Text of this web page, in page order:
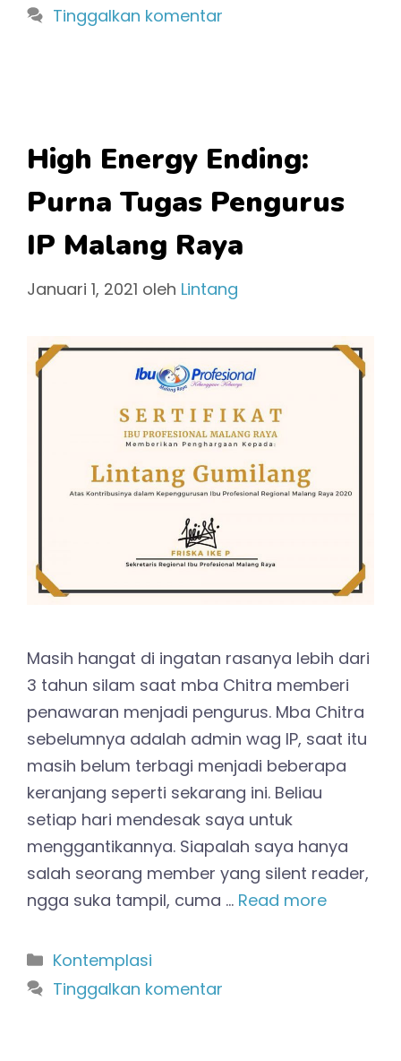
Tinggalkan komentar
High Energy Ending:
Purna Tugas Pengurus
IP Malang Raya
Januari 1, 2021 oleh Lintang
Masih hangat di ingatan rasanya lebih dari
3 tahun silam saat mba Chitra memberi
penawaran menjadi pengurus. Mba Chitra
sebelumnya adalah admin wag IP, saat itu
masih belum terbagi menjadi beberapa
keranjang seperti sekarang ini. Beliau
setiap hari mendesak saya untuk
menggantikannya. Siapalah saya hanya
salah seorang member yang silent reader,
ngga suka tampil, cuma … Read more
Kategori
Kontemplasi
Tinggalkan komentar